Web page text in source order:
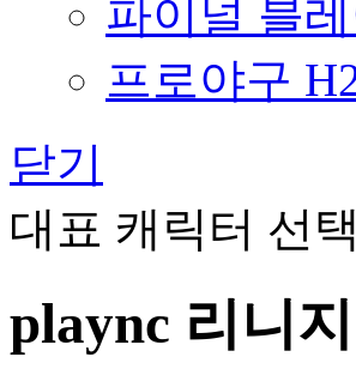
파이널 블
프로야구
닫기
대표 캐릭터 선택
plaync 리니지